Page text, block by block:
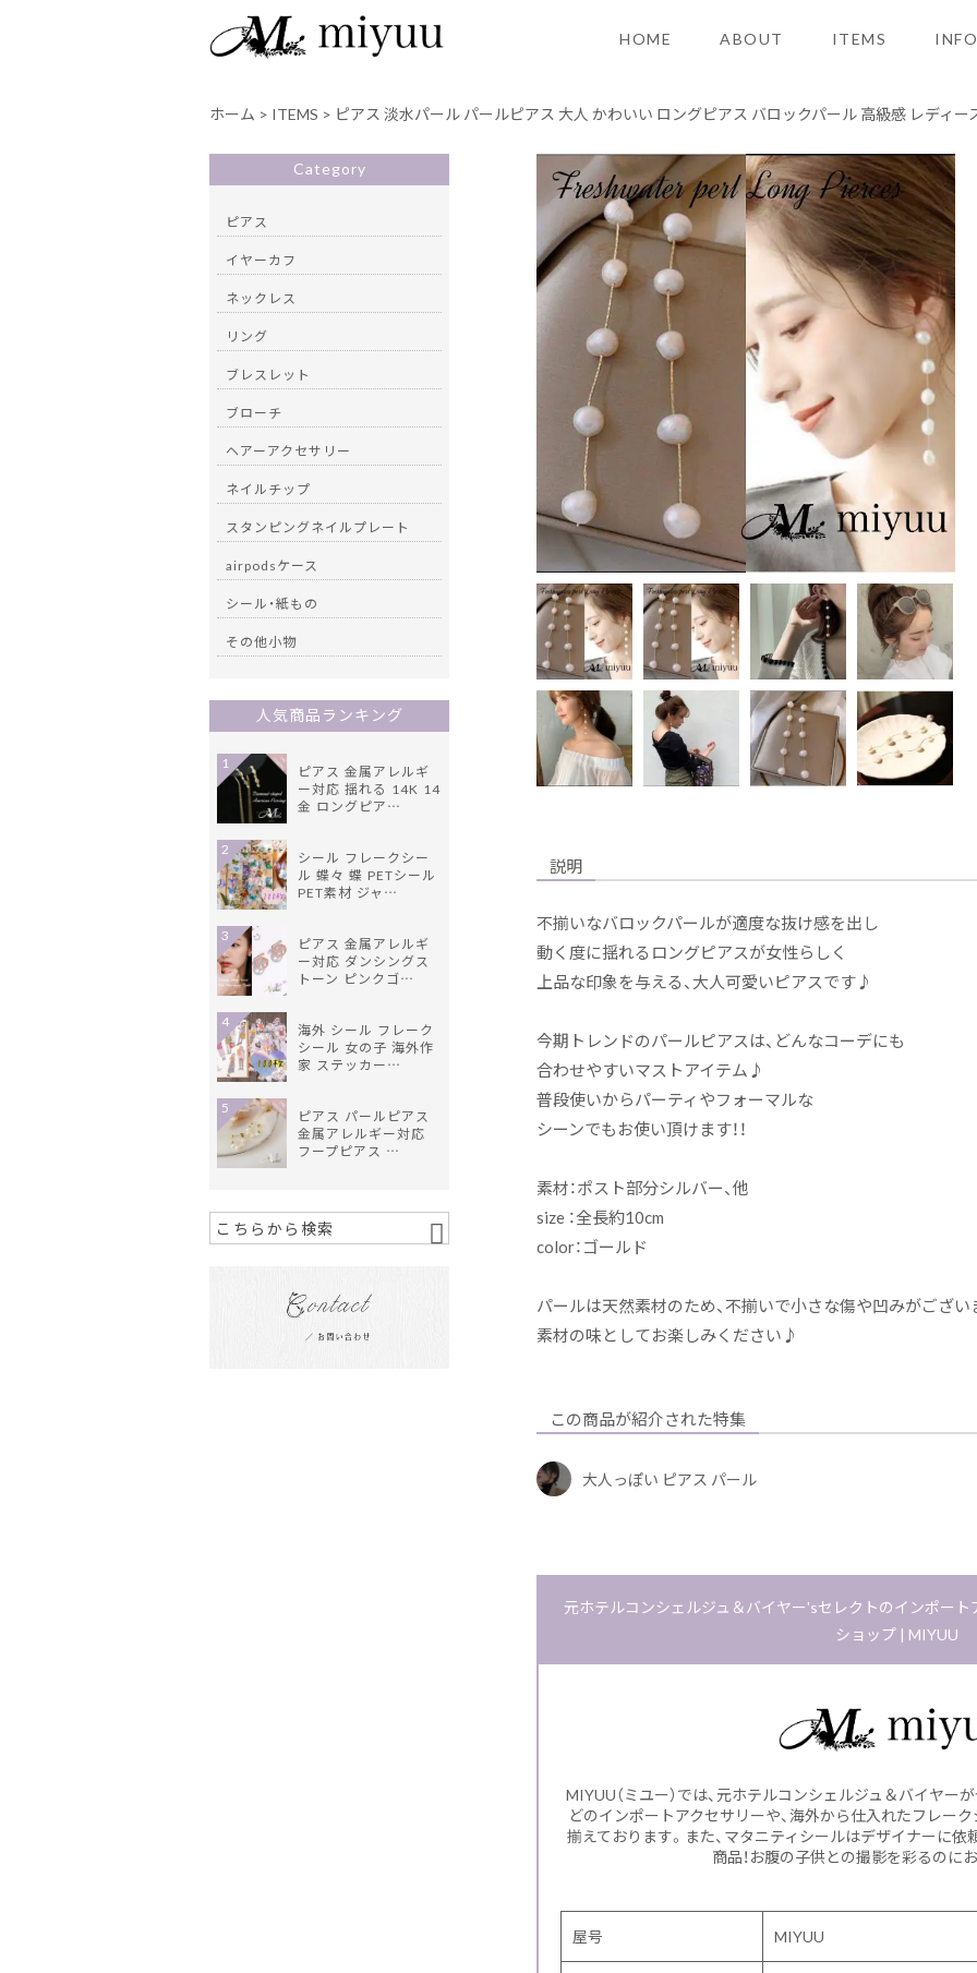
HOME ABOUT ITEMS
ホーム > ITEMS > ピアス 淡水パール パールピアス 大人 かわいい ロングピアス バロックパール 高級感 レディ
説明
不揃いなバロックパールが適度な抜け感を出し
動く度に揺れるロングピアスが女性らしく
上品な印象を与える、大人可愛いピアスです♪
今期トレンドのパールピアスは、どんなコーデにも
合わせやすいマストアイテム♪
普段使いからパーティやフォーマルな
シーンでもお使い頂けます！！
素材：ポスト部分シルバー、他
size ：全長約10cm
color：ゴールド
パールは天然素材のため、不揃いで小さな傷や凹みがござい
素材の味としてお楽しみください♪
この商品が紹介された特集
大人っぽい ピアス パール
元ホテルコンシェルジュ＆バイヤー'sセレクトのインポー
ショップ | MIYUU
MIYUU（ミユー）では、元ホテルコンシェルジュ＆バイヤー
どのインポートアクセサリーや、海外から仕入れたフレー
揃えております。また、マタニティシールはデザイナーに
商品！お腹の子供との撮影を彩るのに
屋号 MIYUU
Category
ピアス
イヤーカフ
ネックレス
リング
ブレスレット
ブローチ
ヘアーアクセサリー
ネイルチップ
スタンピングネイルプレート
airpodsケース
シール・紙もの
その他小物
人気商品ランキング
ピアス 金属アレルギ
ー対応 揺れる 14K 14
金 ロングピア…
1
シール フレークシー
ル 蝶々 蝶 PETシール
PET素材 ジャ…
2
ピアス 金属アレルギ
ー対応 ダンシングス
トーン ピンクゴ…
3
海外 シール フレーク
シール 女の子 海外作
家 ステッカー…
4
ピアス パールピアス
金属アレルギー対応
フープピアス …
5